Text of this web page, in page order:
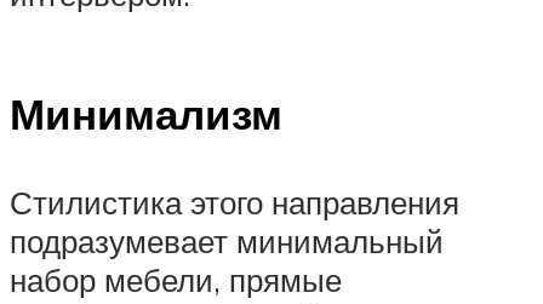
Минимализм
Стилистика этого направления
подразумевает минимальный
набор мебели, прямые